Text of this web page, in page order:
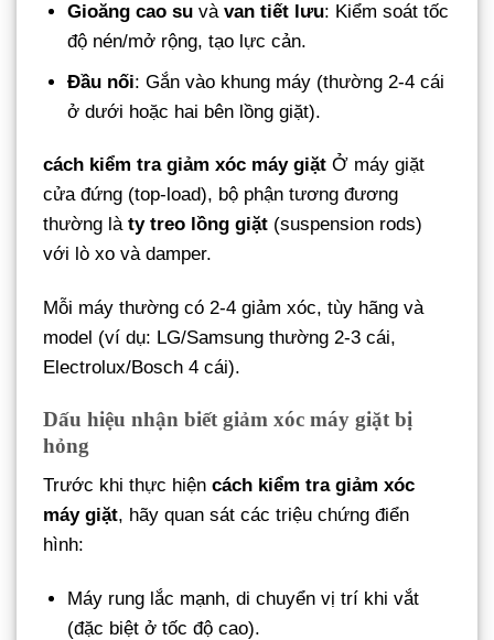
Gioăng cao su vàvan tiết lưu: Kiểm soát tốc
độ nén/mở rộng, tạo lực cản.
Đầu nối: Gắn vào khung máy (thường 2-4 cái
ở dưới hoặc hai bên lồng giặt).
cách kiểm tra giảm xóc máy giặt Ở máy giặt
cửa đứng (top-load), bộ phận tương đương
thường là ty treo lồng giặt (suspension rods)
với lò xo và damper.
Mỗi máy thường có 2-4 giảm xóc, tùy hãng và
model (ví dụ: LG/Samsung thường 2-3 cái,
Electrolux/Bosch 4 cái).
Dấu hiệu nhận biết giảm xóc máy giặt bị
hỏng
Trước khi thực hiện cách kiểm tra giảm xóc
máy giặt, hãy quan sát các triệu chứng điển
hình:
Máy rung lắc mạnh, di chuyển vị trí khi vắt
(đặc biệt ở tốc độ cao).